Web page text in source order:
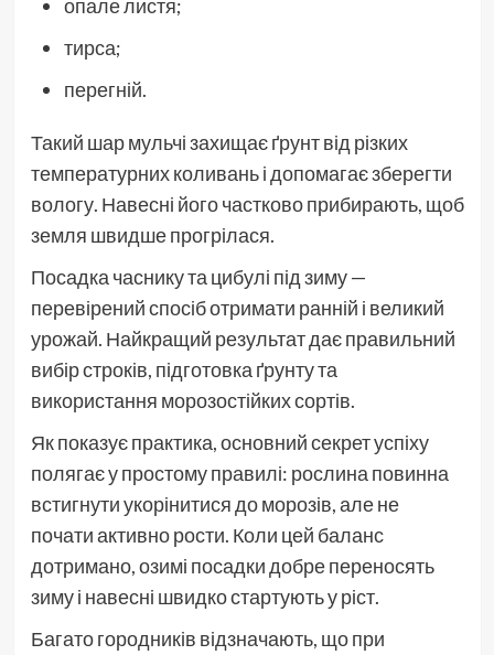
опале листя;
тирса;
перегній.
Такий шар мульчі захищає ґрунт від різких
температурних коливань і допомагає зберегти
вологу. Навесні його частково прибирають, щоб
земля швидше прогрілася.
Посадка часнику та цибулі під зиму —
перевірений спосіб отримати ранній і великий
урожай. Найкращий результат дає правильний
вибір строків, підготовка ґрунту та
використання морозостійких сортів.
Як показує практика, основний секрет успіху
полягає у простому правилі: рослина повинна
встигнути укорінитися до морозів, але не
почати активно рости. Коли цей баланс
дотримано, озимі посадки добре переносять
зиму і навесні швидко стартують у ріст.
Багато городників відзначають, що при